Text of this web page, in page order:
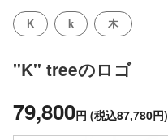
K k 木
"K" treeのロゴ
79,800円 (税込87,780円)